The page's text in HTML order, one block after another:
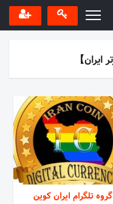
گروه تلگرام ایران کوین